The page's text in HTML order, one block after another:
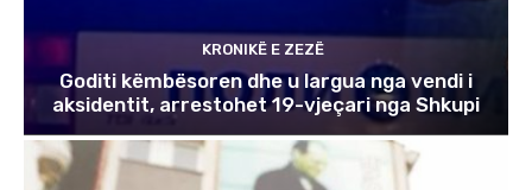
KRONIKË E ZEZË
Goditi këmbësoren dhe u largua nga vendi i
aksidentit, arrestohet 19-vjeçari nga Shkupi